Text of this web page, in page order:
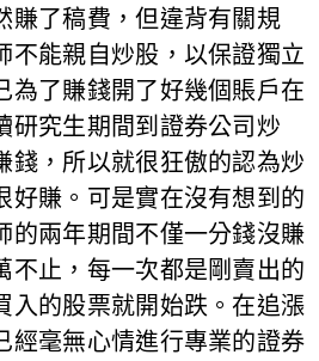
了稿費，但違背有關規
不能親自炒股，以保證獨立
為了賺錢開了好幾個賬戶在
研究生期間到證券公司炒
錢，所以就很狂傲的認為炒
好賺。可是實在沒有想到的
的兩年期間不僅一分錢沒賺
不止，每一次都是剛賣出的
入的股票就開始跌。在追漲
經毫無心情進行專業的證券